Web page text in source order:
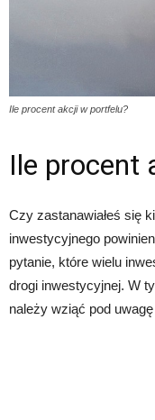
Ile procent akcji w portfelu?
Ile procent
Czy zastanawiałeś się
inwestycyjnego
pytanie, które wielu
drogi inwestycyjnej. W
należy wziąć pod